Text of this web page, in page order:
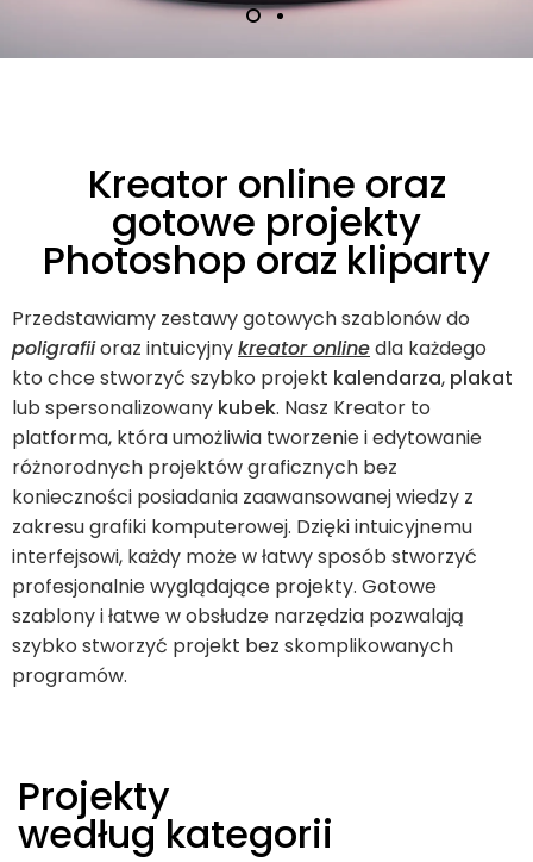
Kreator online oraz
gotowe projekty
Photoshop oraz kliparty
Przedstawiamy zestawy gotowych szablonów do
poligrafiioraz intuicyjnykreatoronlinedla każdego
kto chce stworzyć szybko projekt kalendarza, plakat
lub spersonalizowany kubek. Nasz Kreator to
platforma, która umożliwia tworzenie i edytowanie
różnorodnych projektów graficznych bez
konieczności posiadania zaawansowanej wiedzy z
zakresu grafiki komputerowej. Dzięki intuicyjnemu
interfejsowi, każdy może w łatwy sposób stworzyć
profesjonalnie wyglądające projekty. Gotowe
szablony i łatwe w obsłudze narzędzia pozwalają
szybko stworzyć projekt bez skomplikowanych
programów.
Projekty
według kategorii